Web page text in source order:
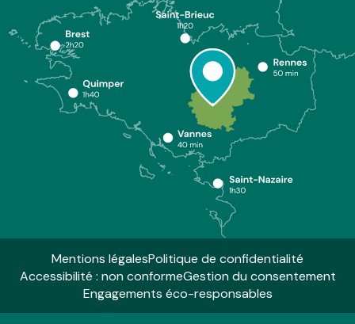
Mentions légalesPolitique de confidentialité
Accessibilité : non conformeGestion du consentement
Engagements éco-responsables